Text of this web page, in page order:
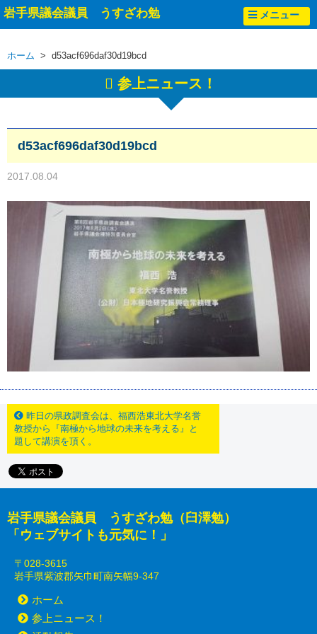
岩手県議会議員 うすざわ勉 メニュー
ホーム > d53acf696daf30d19bcd
参上ニュース！
d53acf696daf30d19bcd
2017.08.04
昨日の県政調査会は、福西浩東北大学名誉
教授から『南極から地球の未来を考える』と
題して講演を頂く。
岩手県議会議員 うすざわ勉（臼澤勉）
「ウェブサイトも元気に！」
〒028-3615
岩手県紫波郡矢巾町南矢幅9-347
ホーム
参上ニュース！